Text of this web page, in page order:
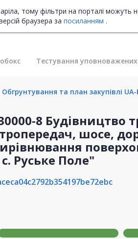
тому фільтри на порталі
браузера за посиланням .
Тестування уповноважених
Обгрунтування та план закупівлі
8 Будівництво
шосе,
Руське Поле"